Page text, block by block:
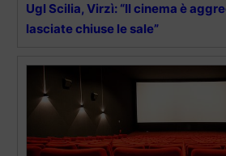
Ugl Scilia, Virzì: “Il cinema è
lasciate chiuse le sale”